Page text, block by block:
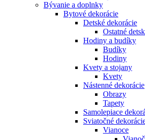
Bývanie a doplnky
Bytové dekorácie
Detské dekorácie
Ostatné
Hodiny a budíky
Budíky
Hodiny
Kvety a stojany
Kvety
Nástenné dekorácie
Obrazy
Tapety
Samolepiace
Sviatočné
Vianoce